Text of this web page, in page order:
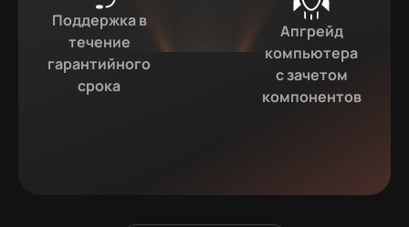
Поддержка в
течение
гарантийного
срока
Апгрейд
компьютера
с зачетом
компонентов